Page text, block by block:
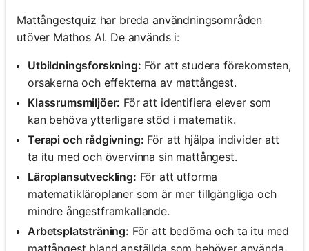
Mattångestquiz har breda användningsområden
utöver Mathos AI. De används i:
Utbildningsforskning: För att studera förekomsten,
orsakerna och effekterna av mattångest.
Klassrumsmiljöer: För att identifiera elever som
kan behöva ytterligare stöd i matematik.
Terapi och rådgivning: För att hjälpa individer att
ta itu med och övervinna sin mattångest.
Läroplansutveckling: För att utforma
matematikläroplaner som är mer tillgängliga och
mindre ångestframkallande.
Arbetsplatsträning: För att bedöma och ta itu med
mattångest bland anställda som behöver använda